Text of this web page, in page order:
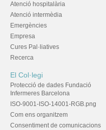
Atenció hospitalària
Atenció intermèdia
Emergències
Empresa
Cures Pal·liatives
Recerca
El Col·legi
Protecció de dades Fundació
Infermeres Barcelona
ISO-9001-ISO-14001-RGB.png
Com ens organitzem
Consentiment de comunicacions